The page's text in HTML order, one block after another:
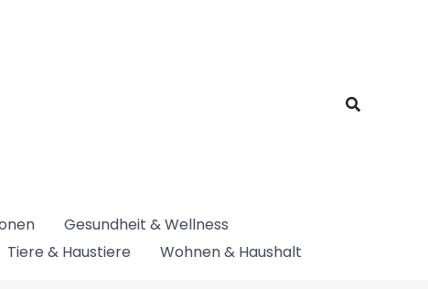
Suchen
Gesundheit & Wellness
Tiere & Haustiere Wohnen & Haushalt